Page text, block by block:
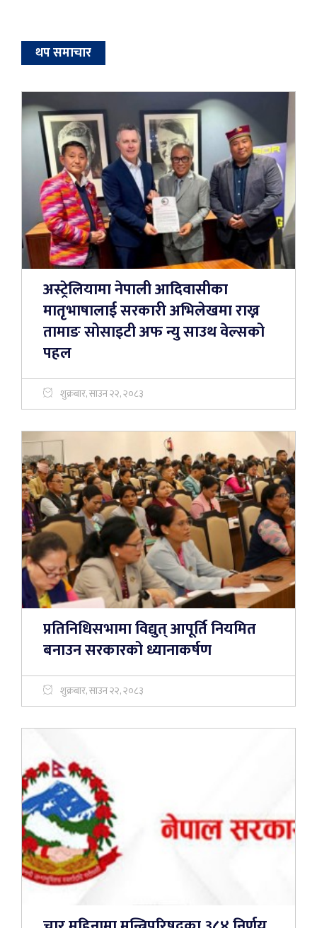
थप समाचार
अस्ट्रेलियामा नेपाली आदिवासीका
मातृभाषालाई सरकारी अभिलेखमा राख्न
तामाङ सोसाइटी अफ न्यु साउथ वेल्सको
पहल
शुक्रबार, साउन २२, २०८३
प्रतिनिधिसभामा विद्युत् आपूर्ति नियमित
बनाउन सरकारको ध्यानाकर्षण
शुक्रबार, साउन २२, २०८३